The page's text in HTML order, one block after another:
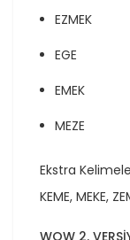
EZMEK
EGE
EMEK
MEZE
Ekstra Kelimeler
KEME, MEKE,
WOW 2.